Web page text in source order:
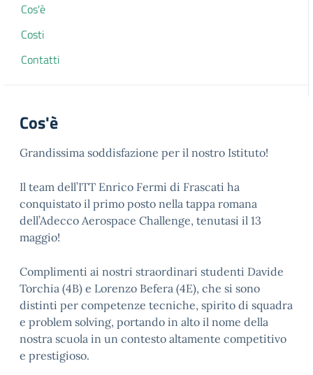
Cos'è
Costi
Contatti
Cos'è
Grandissima soddisfazione per il nostro Istituto!
Il team dell’ITT Enrico Fermi di Frascati ha
conquistato il primo posto nella tappa romana
dell’Adecco Aerospace Challenge, tenutasi il 13
maggio!
Complimenti ai nostri straordinari studenti Davide
Torchia (4B) e Lorenzo Befera (4E), che si sono
distinti per competenze tecniche, spirito di squadra
e problem solving, portando in alto il nome della
nostra scuola in un contesto altamente competitivo
e prestigioso.